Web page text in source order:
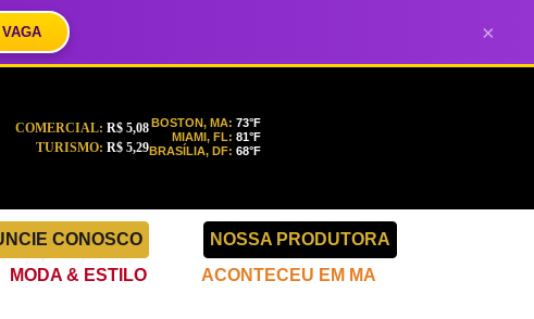
×
COMERCIAL: R$ 5,08
TURISMO: R$ 5,29
BOSTON, MA: 73°F
MIAMI, FL: 81°F
BRASÍLIA, DF: 68°F
CONOSCO
NOSSA PRODUTORA
MODA & ESTILO
ACONTECEU EM MA